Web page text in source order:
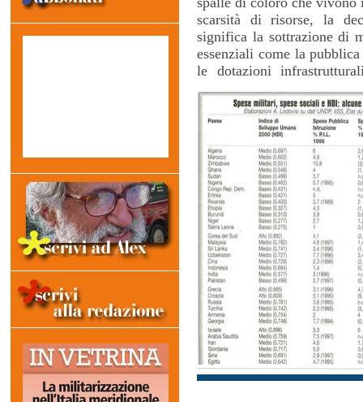
scarsità di risorse, la
significa la sottrazione di
essenziali come la
le dotazioni